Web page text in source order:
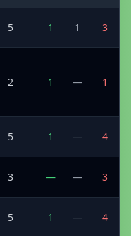
5 1 1 3
2 1 — 1
5 1 — 4
3 — — 3
5 1 — 4